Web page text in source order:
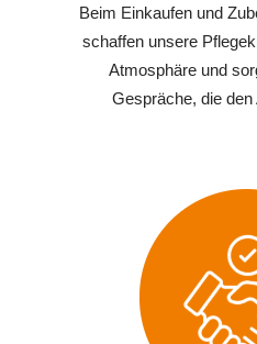
Beim Einkaufen und
schaffen unsere
Atmosphäre und
Gespräche, die den